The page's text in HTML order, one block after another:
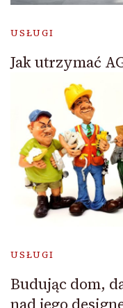
USŁUGI
Jak utrzymać
USŁUGI
Budując dom,